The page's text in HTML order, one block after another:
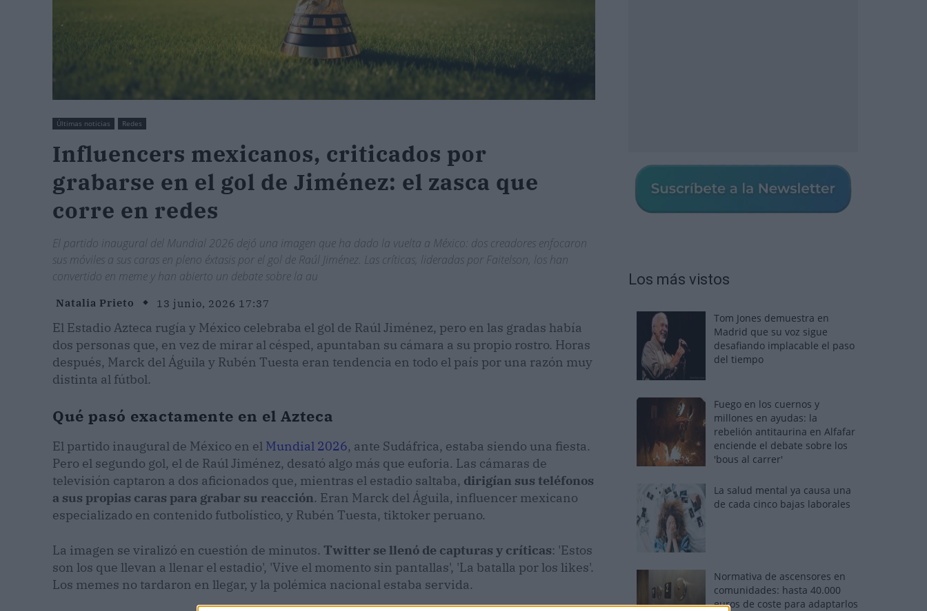
Últimas noticias Redes
Influencers mexicanos, criticados por
grabarse en el gol de Jiménez: el zasca que
corre en redes
El partido inaugural del Mundial 2026 dejó una imagen que ha dado la vuelta a México: dos creadores enfocaron
sus móviles a sus caras en pleno éxtasis por el gol de Raúl Jiménez. Las críticas, lideradas por Faitelson, los han
convertido en meme y han abierto un debate sobre la au
Natalia Prieto 13 junio, 2026 17:37
El Estadio Azteca rugía y México celebraba el gol de Raúl Jiménez, pero en las gradas había
dos personas que, en vez de mirar al césped, apuntaban su cámara a su propio rostro. Horas
después, Marck del Águila y Rubén Tuesta eran tendencia en todo el país por una razón muy
distinta al fútbol.
Qué pasó exactamente en el Azteca
El partido inaugural de México en el Mundial 2026, ante Sudáfrica, estaba siendo una fiesta.
Pero el segundo gol, el de Raúl Jiménez, desató algo más que euforia. Las cámaras de
televisión captaron a dos aficionados que, mientras el estadio saltaba, dirigían sus teléfonos
a sus propias caras para grabar su reacción. Eran Marck del Águila, influencer mexicano
especializado en contenido futbolístico, y Rubén Tuesta, tiktoker peruano.
La imagen se viralizó en cuestión de minutos. Twitter se llenó de capturas y críticas: 'Estos
son los que llevan a llenar el estadio', 'Vive el momento sin pantallas', 'La batalla por los likes'.
Los memes no tardaron en llegar, y la polémica nacional estaba servida.
Los más vistos
Tom Jones demuestra en
Madrid que su voz sigue
desafiando implacable el paso
del tiempo
Fuego en los cuernos y
millones en ayudas: la
rebelión antitaurina en Alfafar
enciende el debate sobre los
'bous al carrer'
La salud mental ya causa una
de cada cinco bajas laborales
Normativa de ascensores en
comunidades: hasta 40.000
euros de coste para adaptarlos